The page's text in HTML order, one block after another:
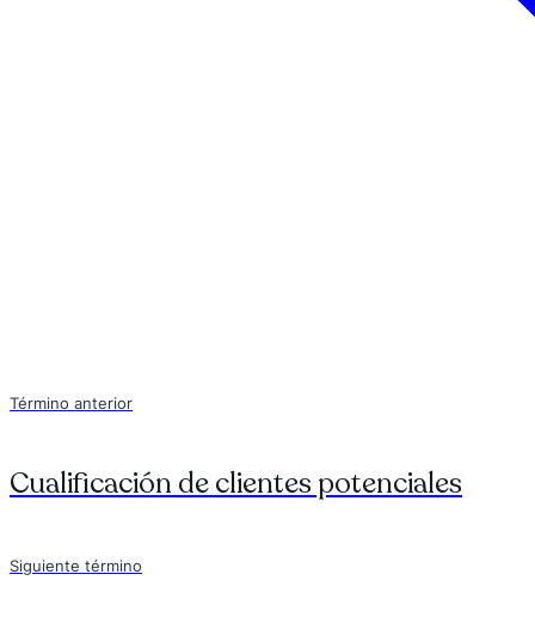
Término anterior
Cualificación de clientes potenciales
Siguiente término